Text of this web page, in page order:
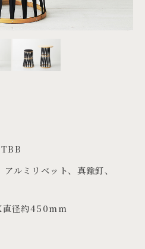
ルミリベット、真鍮釘、
直径約450mm